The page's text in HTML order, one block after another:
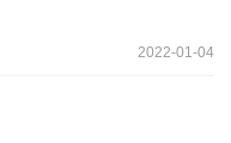
2022-01-04